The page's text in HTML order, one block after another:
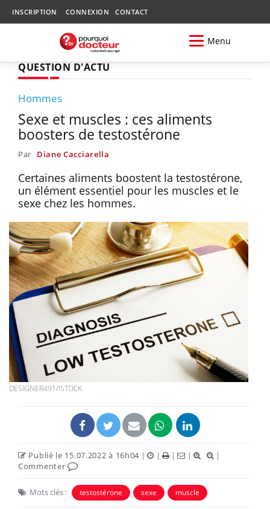
INSCRIPTION CONNEXION CONTACT
Menu
QUESTION D'ACTU
Hommes
Sexe et muscles : ces aliments
boosters de testostérone
Par Diane Cacciarella
Certaines aliments boostent la testostérone,
un élément essentiel pour les muscles et le
sexe chez les hommes.
DESIGNER491/ISTOCK
Publié le 15.07.2022 à 16h04 | | | |
|
Commenter
Mots clés : testostérone sexe muscle